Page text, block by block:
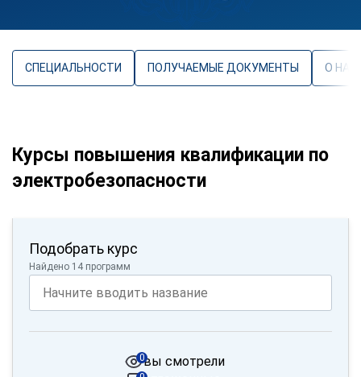
СПЕЦИАЛЬНОСТИ ПОЛУЧАЕМЫЕ ДОКУМЕНТЫ О
Курсы повышения квалификации по
электробезопасности
Подобрать курс
Найдено 14 программ
вы смотрели
0